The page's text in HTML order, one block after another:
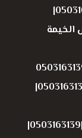
تركيب قرميد حديد في الشارقة |0503163139|